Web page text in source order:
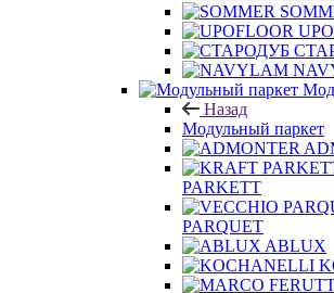
Назад
Модульный паркет
PARKETT
PARQUET
ABLUX